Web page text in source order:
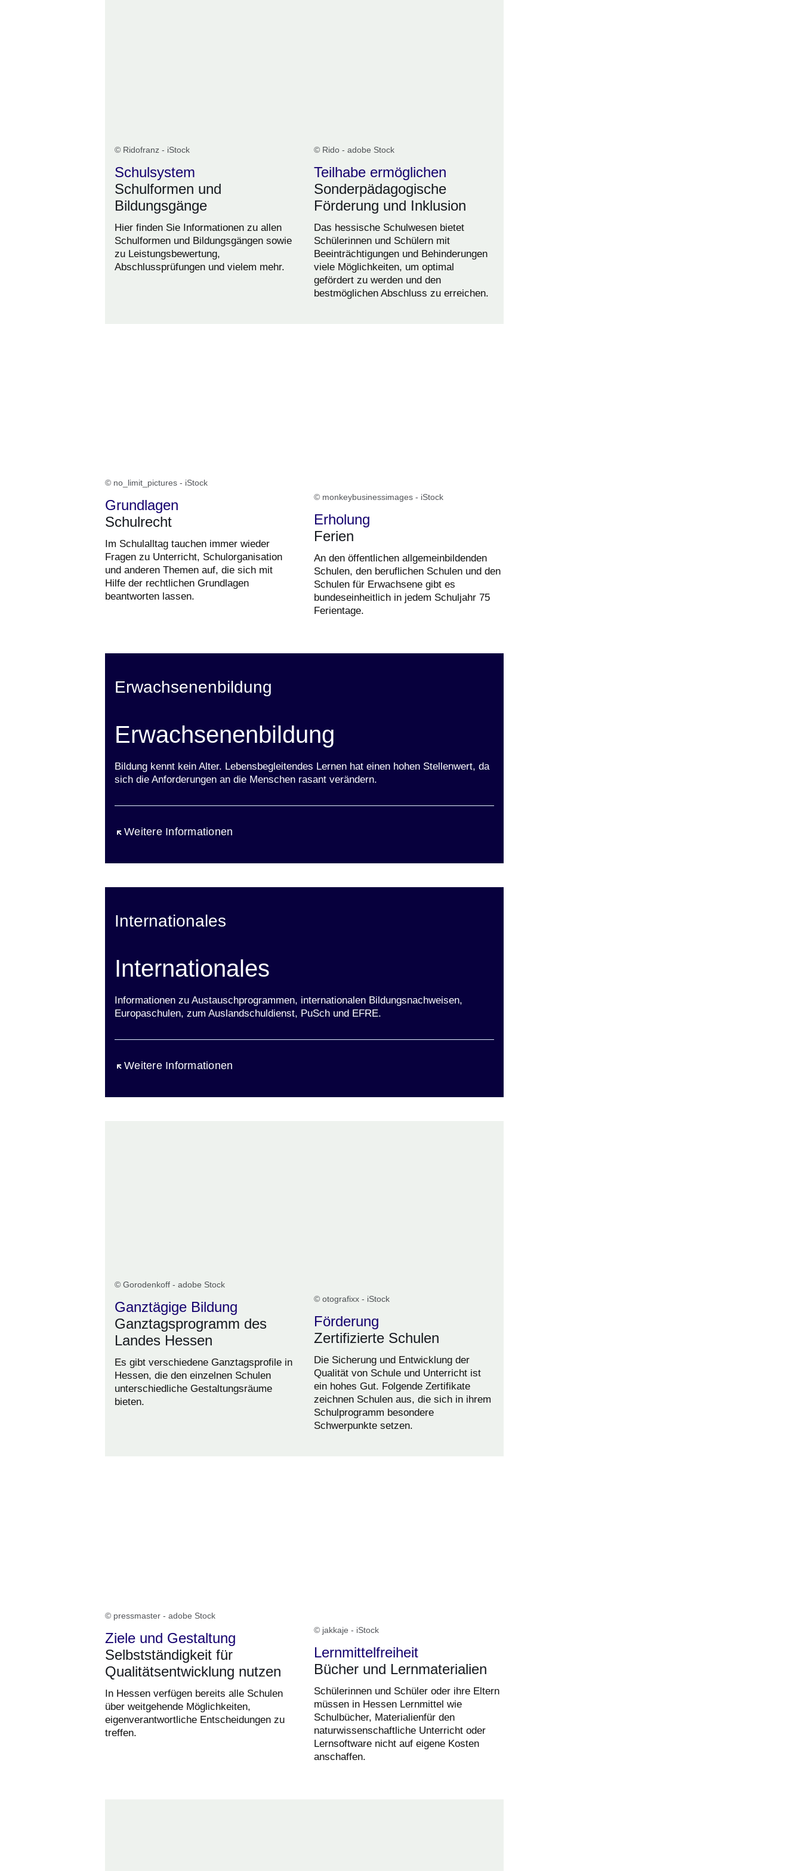
© Ridofranz - iStock
Schulsystem
Schulformen und
Bildungsgänge
Hier finden Sie Informationen zu allen
Schulformen und Bildungsgängen sowie
zu Leistungsbewertung,
Abschlussprüfungen und vielem mehr.
© Rido - adobe Stock
Teilhabe ermöglichen
Sonderpädagogische
Förderung und Inklusion
Das hessische Schulwesen bietet
Schülerinnen und Schülern mit
Beeinträchtigungen und Behinderungen
viele Möglichkeiten, um optimal
gefördert zu werden und den
bestmöglichen Abschluss zu erreichen.
© no_limit_pictures - iStock
Grundlagen
Schulrecht
Im Schulalltag tauchen immer wieder
Fragen zu Unterricht, Schulorganisation
und anderen Themen auf, die sich mit
Hilfe der rechtlichen Grundlagen
beantworten lassen.
© monkeybusinessimages - iStock
Erholung
Ferien
An den öffentlichen allgemeinbildenden
Schulen, den beruflichen Schulen und den
Schulen für Erwachsene gibt es
bundeseinheitlich in jedem Schuljahr 75
Ferientage.
Erwachsenenbildung
Erwachsenenbildung
Bildung kennt kein Alter. Lebensbegleitendes Lernen hat einen hohen Stellenwert, da
sich die Anforderungen an die Menschen rasant verändern.
Weitere Informationen
Öffnet sich in einem neuen Fenster
Internationales
Internationales
Informationen zu Austauschprogrammen, internationalen Bildungsnachweisen,
Europaschulen, zum Auslandschuldienst, PuSch und EFRE.
Weitere Informationen
Öffnet sich in einem neuen Fenster
© Gorodenkoff - adobe Stock
Ganztägige Bildung
Ganztagsprogramm des
Landes Hessen
Es gibt verschiedene Ganztagsprofile in
Hessen, die den einzelnen Schulen
unterschiedliche Gestaltungsräume
bieten.
© otografixx - iStock
Förderung
Zertifizierte Schulen
Die Sicherung und Entwicklung der
Qualität von Schule und Unterricht ist
ein hohes Gut. Folgende Zertifikate
zeichnen Schulen aus, die sich in ihrem
Schulprogramm besondere
Schwerpunkte setzen.
© pressmaster - adobe Stock
Ziele und Gestaltung
Selbstständigkeit für
Qualitätsentwicklung nutzen
In Hessen verfügen bereits alle Schulen
über weitgehende Möglichkeiten,
eigenverantwortliche Entscheidungen zu
treffen.
© jakkaje - iStock
Lernmittelfreiheit
Bücher und Lernmaterialien
Schülerinnen und Schüler oder ihre Eltern
müssen in Hessen Lernmittel wie
Schulbücher, Materialienfür den
naturwissenschaftliche Unterricht oder
Lernsoftware nicht auf eigene Kosten
anschaffen.